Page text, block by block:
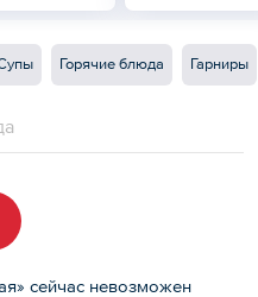
Горячие блюда Гарниры
сейчас невозможен